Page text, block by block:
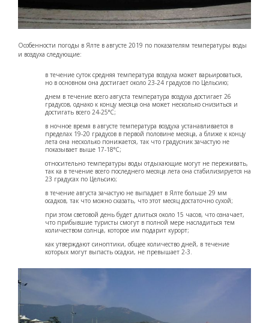
Особенности погоды в Ялте в августе 2019 по показателям температуры воды
и воздуха следующие:
в течение суток средняя температура воздуха может варьироваться,
но в основном она достигает около 23-24 градусов по Цельсию;
днем в течение всего августа температура воздуха достигает 26
градусов, однако к концу месяца она может несколько снизиться и
достигать всего 24-25°С;
в ночное время в августе температура воздуха устанавливается в
пределах 19-20 градусов в первой половине месяца, а ближе к концу
лета она несколько понижается, так что градусник зачастую не
показывает выше 17-18°С;
относительно температуры воды отдыхающие могут не переживать,
так ка в течение всего последнего месяца лета она стабилизируется на
23 градусах по Цельсию;
в течение августа зачастую не выпадает в Ялте больше 29 мм
осадков, так что можно сказать, что этот месяц достаточно сухой;
при этом световой день будет длиться около 15 часов, что означает,
что прибывшие туристы смогут в полной мере насладиться тем
количеством солнца, которое им подарит курорт;
как утверждают синоптики, общее количество дней, в течение
которых могут выпасть осадки, не превышает 2-3.